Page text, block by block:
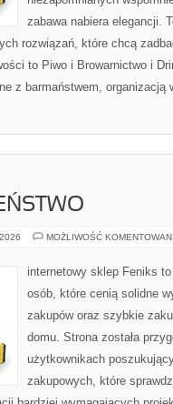
zabawa nabiera elegancji.
rozwiązań, które chcą
to Piwo i Browarnictwo i
z barmaństwem, organizacją
MOŻLIWOŚĆ
internetowy sklep Feniks
osób, które cenią solidne
zakupów oraz szybkie
domu. Strona została
użytkownikach
zakupowych, które